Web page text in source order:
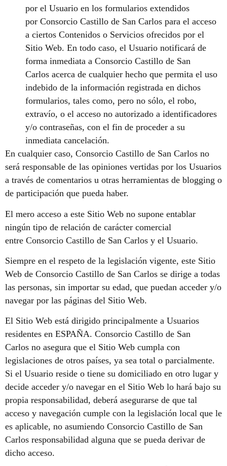
por el Usuario en los formularios extendidos
por Consorcio Castillo de San Carlos para el acceso
a ciertos Contenidos o Servicios ofrecidos por el
Sitio Web. En todo caso, el Usuario notificará de
forma inmediata a Consorcio Castillo de San
Carlos acerca de cualquier hecho que permita el uso
indebido de la información registrada en dichos
formularios, tales como, pero no sólo, el robo,
extravío, o el acceso no autorizado a identificadores
y/o contraseñas, con el fin de proceder a su
inmediata cancelación.
En cualquier caso, Consorcio Castillo de San Carlos no
será responsable de las opiniones vertidas por los Usuarios
a través de comentarios u otras herramientas de blogging o
de participación que pueda haber.
El mero acceso a este Sitio Web no supone entablar
ningún tipo de relación de carácter comercial
entre Consorcio Castillo de San Carlos y el Usuario.
Siempre en el respeto de la legislación vigente, este Sitio
Web de Consorcio Castillo de San Carlos se dirige a todas
las personas, sin importar su edad, que puedan acceder y/o
navegar por las páginas del Sitio Web.
El Sitio Web está dirigido principalmente a Usuarios
residentes en ESPAÑA. Consorcio Castillo de San
Carlos no asegura que el Sitio Web cumpla con
legislaciones de otros países, ya sea total o parcialmente.
Si el Usuario reside o tiene su domiciliado en otro lugar y
decide acceder y/o navegar en el Sitio Web lo hará bajo su
propia responsabilidad, deberá asegurarse de que tal
acceso y navegación cumple con la legislación local que le
es aplicable, no asumiendo Consorcio Castillo de San
Carlos responsabilidad alguna que se pueda derivar de
dicho acceso.